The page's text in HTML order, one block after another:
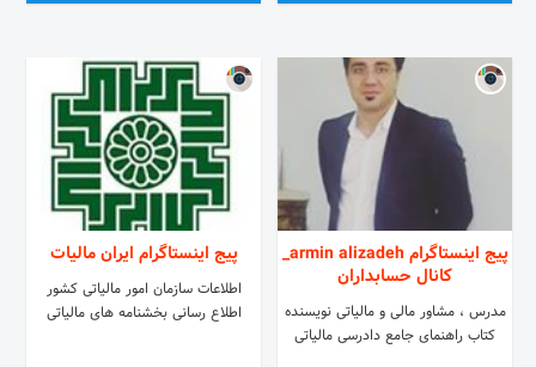
پیج اینستاگرام armin alizadeh_
کانال حسابداران
مدرس ، مشاور مالی و مالیاتی نویسنده
کتاب راهنمای جامع دادرسی مالیاتی
پیج اینستاگرام ایران مالیات
اطلاعات سازمان امور مالیاتی کشور
اطلاع رسانی بخشنامه های مالیاتی